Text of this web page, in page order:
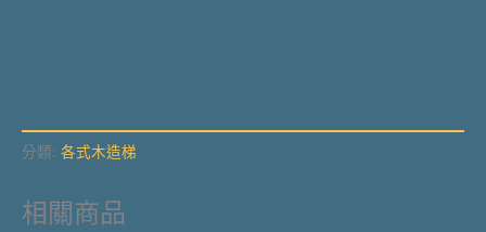
分類: 各式木造梯
相關商品